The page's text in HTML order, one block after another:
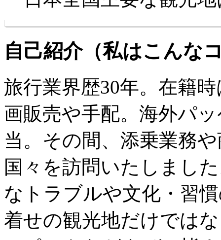
自己紹介（私はこんな
旅行業界歴30年。在籍
画販売や手配。海外パ
当。その間、添乗業務
国々を訪問いたしまし
なトラブルや文化・習
着せの観光地だけでは